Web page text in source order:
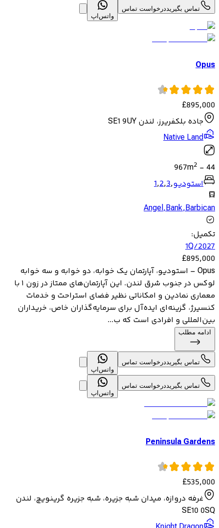
تماس بگیریددرخواست تماس
واتس‌اپ
Opus
£895,000
جاده بلکفریرز، لندن SE1 9UY
Native Land
44
-
967m2
استودیو,
1,2,3
Angel,Bank,Barbican
تکمیل:
1Q/2027
£895,000
Opus – استودیو، آپارتمان یک خوابه، دو خوابه و سه خوابه
لوکس در جنوب شرق لندن. این آپارتمان‌های ممتاز در زون ۱ با
معماری نمادین و امکاناتی نظیر فضای استراحت و خدمات
کنسیرژ، گزینه‌ای ایده‌آل برای سرمایه‌گذاران خاص، خریداران
بین‌المللی و افرادی است که ب...
ادامه مطلب
تماس بگیریددرخواست تماس
واتس‌اپ
تماس بگیریددرخواست تماس
واتس‌اپ
Peninsula Gardens
£535,000
غرفه دروازه، میدان شبه جزیره، شبه جزیره گرینویچ، لندن
SE10 0SQ